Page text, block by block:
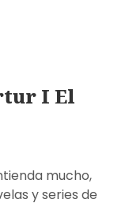
I El
mucho,
y series de